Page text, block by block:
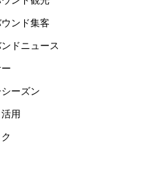
ンド集客
ドニュース
ーズン
用